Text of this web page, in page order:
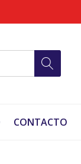
CONTACTO